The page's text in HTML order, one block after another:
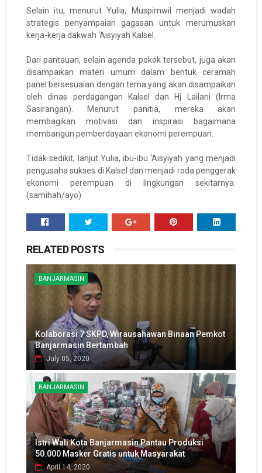
Selain itu, menurut Yulia, Muspimwil menjadi wadah
strategis penyampaian gagasan untuk merumuskan
kerja-kerja dakwah ‘Aisyiyah Kalsel.
Dari pantauan, selain agenda pokok tersebut, juga akan
disampaikan materi umum dalam bentuk ceramah
panel bersesuaian dengan tema yang akan disampaikan
oleh dinas perdagangan Kalsel dan Hj Lailani (Irma
Sasirangan). Menurut panitia, mereka akan
membagikan motivasi dan inspirasi bagaimana
membangun pemberdayaan ekonomi perempuan.
Tidak sedikit, lanjut Yulia, ibu-ibu ‘Aisyiyah yang menjadi
pengusaha sukses di Kalsel dan menjadi roda penggerak
ekonomi perempuan di lingkungan sekitarnya.
(samihah/ayo)
RELATED POSTS
BANJARMASIN
Kolaborasi 7 SKPD, Wirausahawan Binaan Pemkot
Banjarmasin Bertambah
July 05, 2020
BANJARMASIN
Istri Wali Kota Banjarmasin Pantau Produksi
50.000 Masker Gratis untuk Masyarakat
April 14, 2020